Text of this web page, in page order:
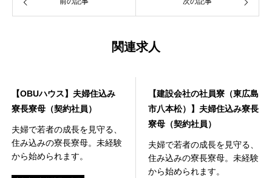
関連求人
【OBUハウス】夫婦住込み
寮長寮母（契約社員）
夫婦で若者の成長を見守る、
住み込みの寮長寮母。未経験
から始められます。
【建設会社の社員寮（東広島
市八本松）】夫婦住込み寮長
寮母（契約社員）
夫婦で若者の成長を見守る、
住み込みの寮長寮母。未経験
から始められます。